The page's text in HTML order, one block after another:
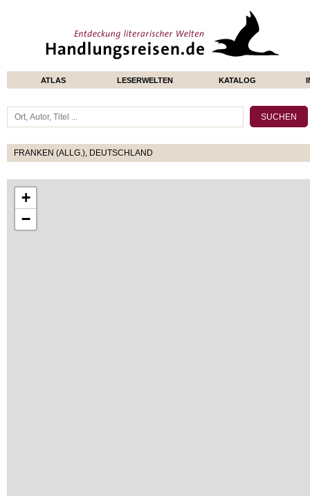
ATLAS LESERWELTEN KATALOG
FRANKEN (ALLG.), DEUTSCHLAND
+
−